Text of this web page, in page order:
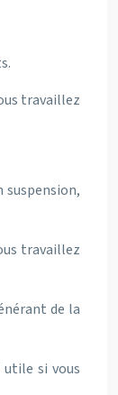
travaillez
travaillez
de la
si vous